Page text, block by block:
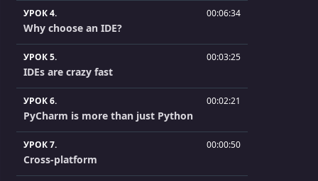
УРОК 4. 00:06:34
Why choose an IDE?
УРОК 5. 00:03:25
IDEs are crazy fast
УРОК 6. 00:02:21
PyCharm is more than just Python
УРОК 7. 00:00:50
Cross-platform